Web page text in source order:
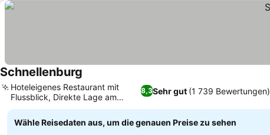
Schnellenburg
8,3Sehr gut (1 739 Bewertungen)
Hoteleigenes Restaurant mit
Flussblick, Direkte Lage am
Flussufer
Wähle Reisedaten aus, um die genauen Preise zu sehen